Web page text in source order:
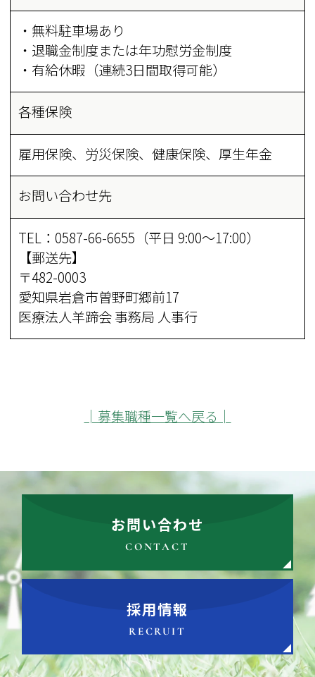
・無料駐車場あり
・退職金制度または年功慰労金制度
・有給休暇（連続3日間取得可能）
各種保険
雇用保険、労災保険、健康保険、厚生年金
お問い合わせ先
TEL：0587-66-6655（平日 9:00～17:00）
【郵送先】
〒482-0003
愛知県岩倉市曽野町郷前17
医療法人羊蹄会 事務局 人事行
│募集職種一覧へ戻る│
お問い合わせ
CONTACT
採用情報
RECRUIT